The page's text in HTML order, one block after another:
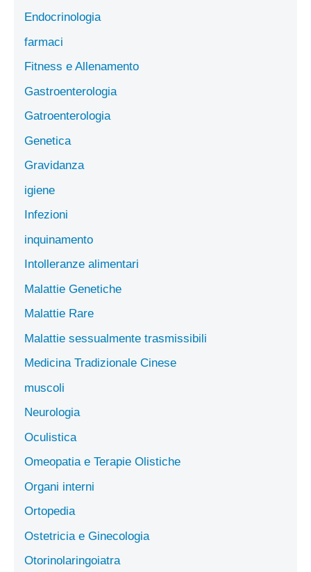
Endocrinologia
farmaci
Fitness e Allenamento
Gastroenterologia
Gatroenterologia
Genetica
Gravidanza
igiene
Infezioni
inquinamento
Intolleranze alimentari
Malattie Genetiche
Malattie Rare
Malattie sessualmente trasmissibili
Medicina Tradizionale Cinese
muscoli
Neurologia
Oculistica
Omeopatia e Terapie Olistiche
Organi interni
Ortopedia
Ostetricia e Ginecologia
Otorinolaringoiatra